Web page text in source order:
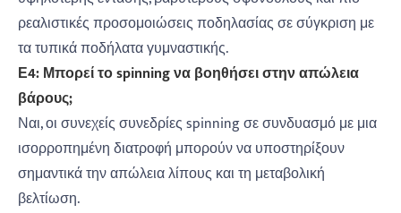
ρεαλιστικές προσομοιώσεις ποδηλασίας σε σύγκριση με
τα τυπικά ποδήλατα γυμναστικής.
Ε4: Μπορεί το spinning να βοηθήσει στην απώλεια
βάρους;
Ναι, οι συνεχείς συνεδρίες spinning σε συνδυασμό με μια
ισορροπημένη διατροφή μπορούν να υποστηρίξουν
σημαντικά την απώλεια λίπους και τη μεταβολική
βελτίωση.